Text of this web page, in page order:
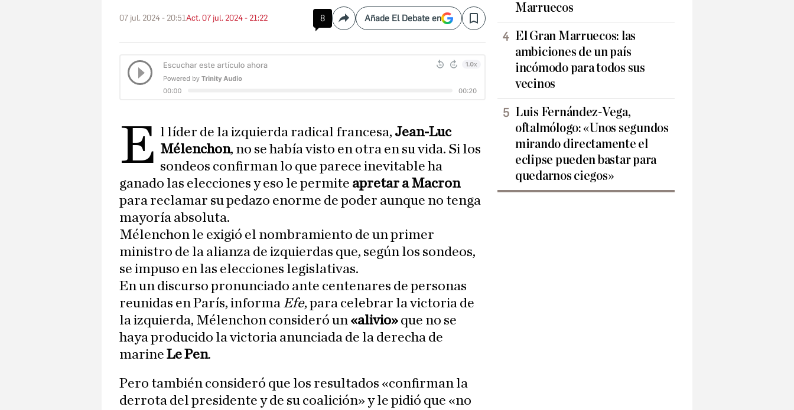
07 jul. 2024 - 20:51Act. 07 jul. 2024 - 21:22 8 CompartirAñade El Debate en Save
E l líder de la izquierda radical francesa, Jean-Luc
Mélenchon, no se había visto en otra en su vida. Si los
sondeos confirman lo que parece inevitable ha
ganado las elecciones y eso le permite apretar a Macron
para reclamar su pedazo enorme de poder aunque no tenga
mayoría absoluta.
Mélenchon le exigió el nombramiento de un primer
ministro de la alianza de izquierdas que, según los sondeos,
se impuso en las elecciones legislativas.
En un discurso pronunciado ante centenares de personas
reunidas en París, informa Efe, para celebrar la victoria de
la izquierda, Mélenchon consideró un «alivio» que no se
haya producido la victoria anunciada de la derecha de
marine Le Pen.
Pero también consideró que los resultados «confirman la
derrota del presidente y de su coalición» y le pidió que «no
Marruecos
El Gran Marruecos: las
ambiciones de un país
incómodo para todos sus
vecinos
Luis Fernández-Vega,
oftalmólogo: «Unos segundos
mirando directamente el
eclipse pueden bastar para
quedarnos ciegos»